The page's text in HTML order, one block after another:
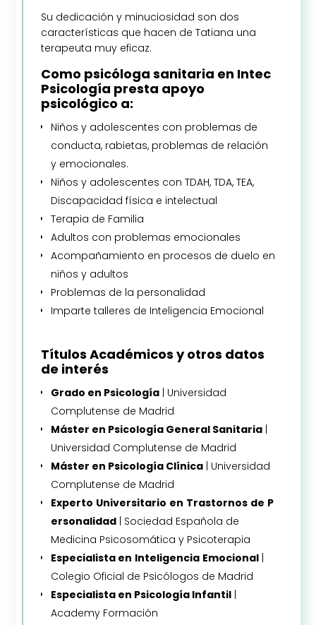
Su dedicación y minuciosidad son dos
características que hacen de Tatiana una
terapeuta muy eficaz.
Como psicóloga sanitaria en Intec
Psicología presta apoyo
psicológico a:
Niños y adolescentes con problemas de
conducta, rabietas, problemas de relación
y emocionales.
Niños y adolescentes con TDAH, TDA, TEA,
Discapacidad física e intelectual
Terapia de Familia
Adultos con problemas emocionales
Acompañamiento en procesos de duelo en
niños y adultos
Problemas de la personalidad
Imparte talleres de Inteligencia Emocional
Títulos Académicos y otros datos
de interés
Grado en Psicología | Universidad
Complutense de Madrid
Máster en Psicología General Sanitaria
Universidad Complutense de Madrid
Máster en Psicología Clínica | Universidad
Complutense de Madrid
Experto Universitario en Trastornos de P
ersonalidad | Sociedad Española de
Medicina Psicosomática y Psicoterapia
Especialista en Inteligencia Emocional
Colegio Oficial de Psicólogos de Madrid
Especialista en Psicología Infantil
Academy Formación